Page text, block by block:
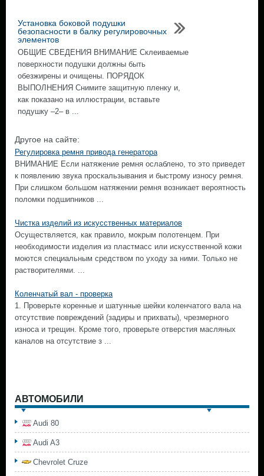
Установка боковой подушки
безопасности в балку регулировочных
элементов
ОБЩИЕ СВЕДЕНИЯ ВНИМАНИЕ Склеиваемые
поверхности подушки должны быть
обезжирены и очищены. ПОРЯДОК
ВЫПОЛНЕНИЯ Снимите защитную пленку и,
как показано на иллюстрации, вставьте
подушку –2– в ...
Другое на сайте:
Регулировка ремня привода генератора
ВНИМАНИЕ Если натяжение ремня ослаблено, то это приведет
к появлению звука проскальзывания и быстрому износу ремня.
При слишком большом натяжении ремня возникает вероятность
поломки подшипников ...
Чистка изделий из искусственных материалов
Осуществляется, как правило, мокрым полотенцем. При
необходимости изделия из пластмасс или искусственной кожи
моются специальным средством по уходу за ними. Только не
растворителями. ...
Коленчатый вал - проверка
1. Проверьте коренные и шатунные шейки коленчатого вала на
отсутствие повреждений (задиры и прихваты), чрезмерного
износа и трещин. Кроме того, проверьте отверстия масляных
каналов на отсутствие з ...
АВТОМОБИЛИ
Audi 80
Audi A3
Chevrolet Cruze